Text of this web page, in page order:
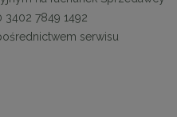
3402 7849 1492
serwisu